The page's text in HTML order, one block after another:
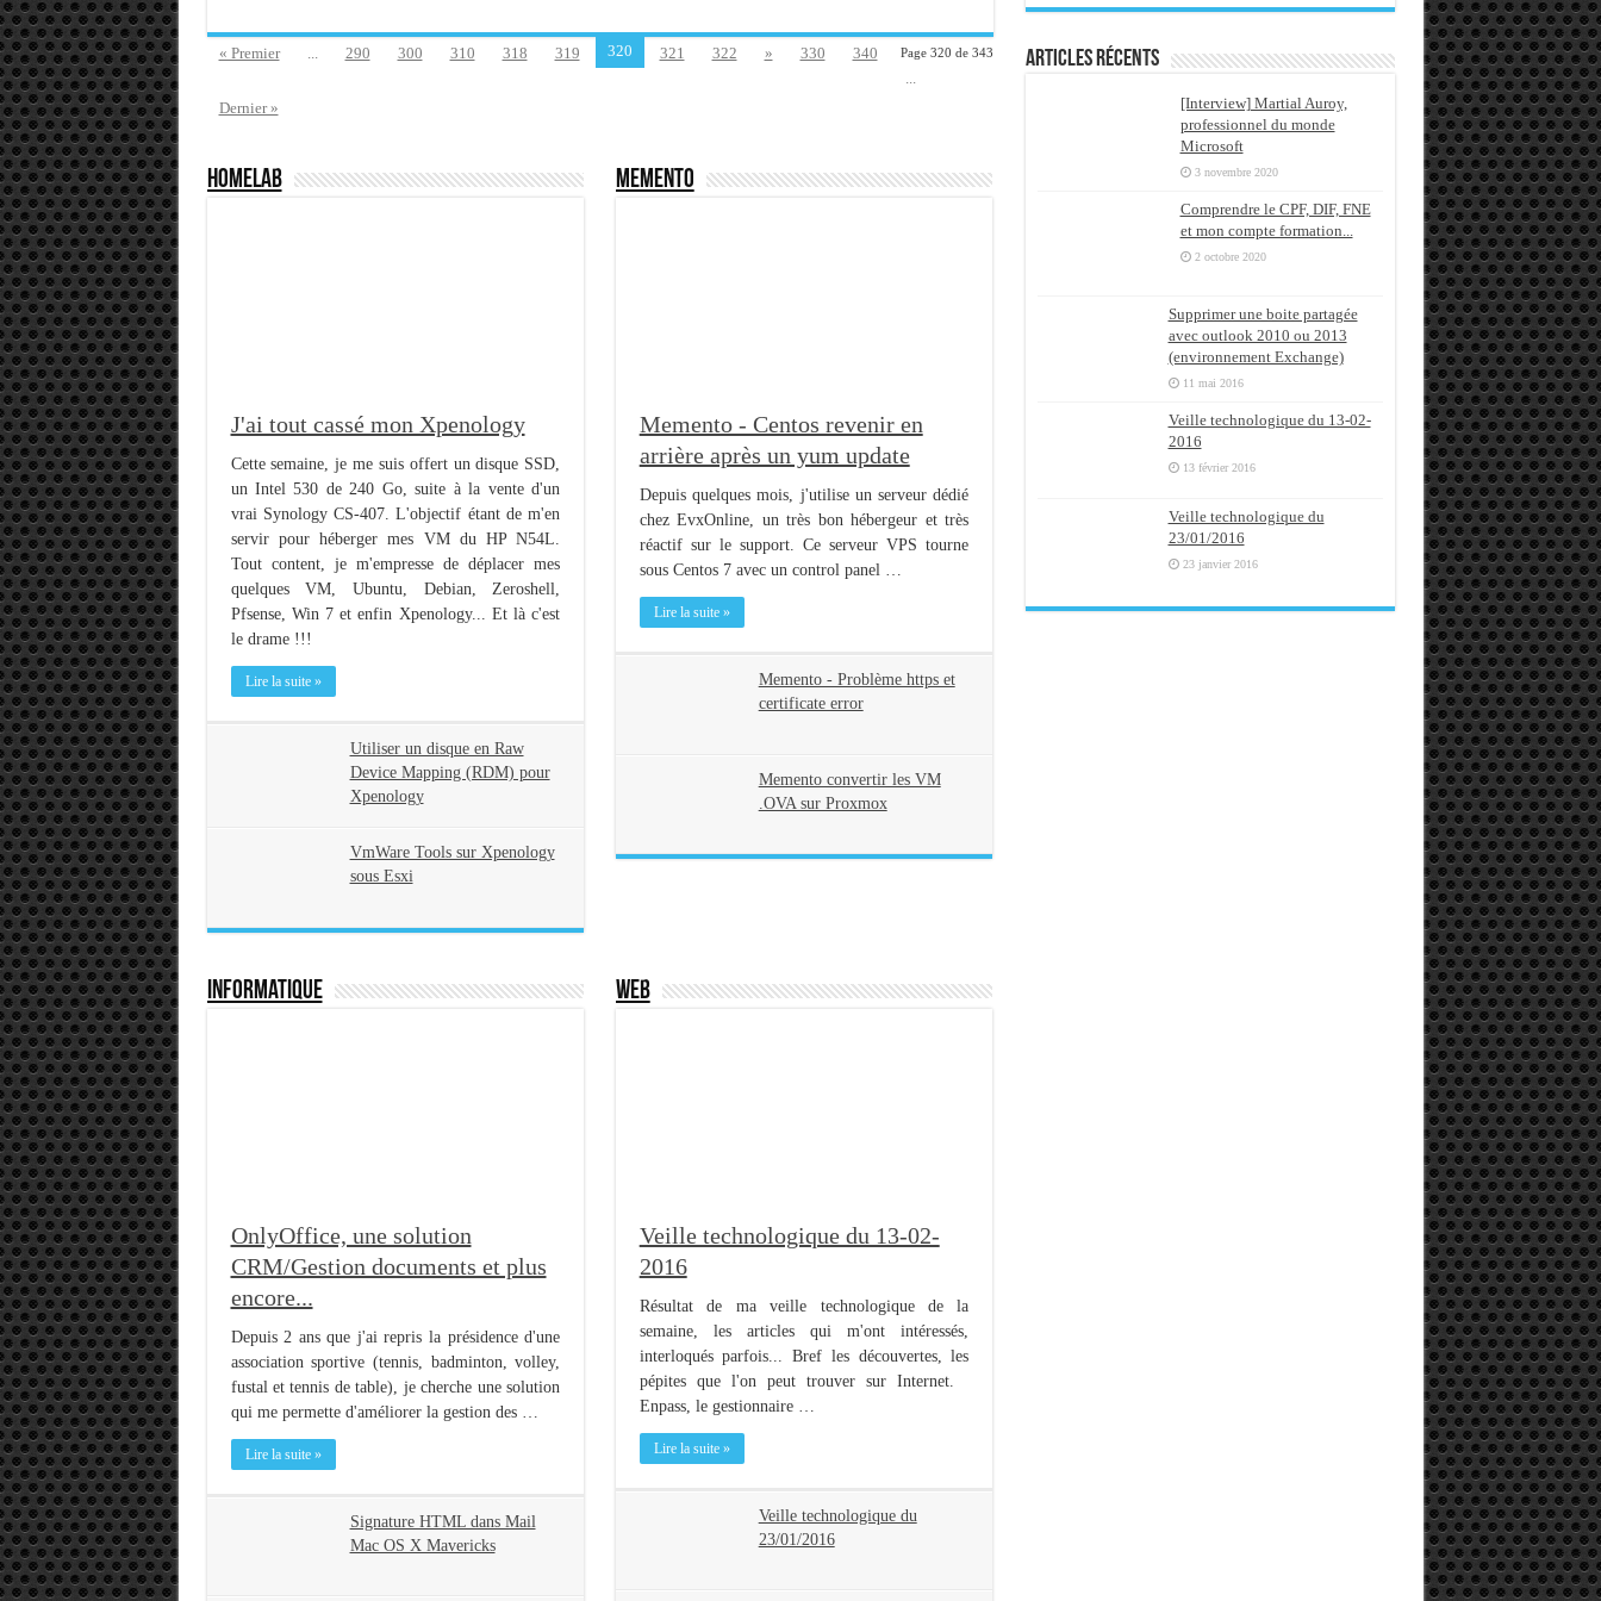
Page 320 de 343
« Premier ... 290 300 310 318 319 320 321 322 » 330
340
...
Dernier »
HomeLab
J'ai tout cassé mon Xpenology
Cette semaine, je me suis offert un disque SSD,
un Intel 530 de 240 Go, suite à la vente d'un
vrai Synology CS-407. L'objectif étant de m'en
servir pour héberger mes VM du HP N54L.
Tout content, je m'empresse de déplacer mes
quelques VM, Ubuntu, Debian, Zeroshell,
Pfsense, Win 7 et enfin Xpenology... Et là c'est
le drame !!!
Lire la suite »
Utiliser un disque en Raw
Device Mapping (RDM) pour
Xpenology
VmWare Tools sur Xpenology
sous Esxi
Memento
Memento - Centos revenir en
arrière après un yum update
Depuis quelques mois, j'utilise un serveur dédié
chez EvxOnline, un très bon hébergeur et très
réactif sur le support. Ce serveur VPS tourne
sous Centos 7 avec un control panel …
Lire la suite »
Memento - Problème https et
certificate error
Memento convertir les VM
.OVA sur Proxmox
Informatique
OnlyOffice, une solution
CRM/Gestion documents et plus
encore...
Depuis 2 ans que j'ai repris la présidence d'une
association sportive (tennis, badminton, volley,
fustal et tennis de table), je cherche une solution
qui me permette d'améliorer la gestion des …
Lire la suite »
Signature HTML dans Mail
Mac OS X Mavericks
Web
Veille technologique du 13-02-
2016
Résultat de ma veille technologique de la
semaine, les articles qui m'ont intéressés,
interloqués parfois... Bref les découvertes, les
pépites que l'on peut trouver sur Internet.
Enpass, le gestionnaire …
Lire la suite »
Veille technologique du
23/01/2016
Articles récents
[Interview] Martial Auroy,
professionnel du monde
Microsoft
3 novembre 2020
Comprendre le CPF, DIF, FNE
et mon compte formation...
2 octobre 2020
Supprimer une boite partagée
avec outlook 2010 ou 2013
(environnement Exchange)
11 mai 2016
Veille technologique du 13-02-
2016
13 février 2016
Veille technologique du
23/01/2016
23 janvier 2016